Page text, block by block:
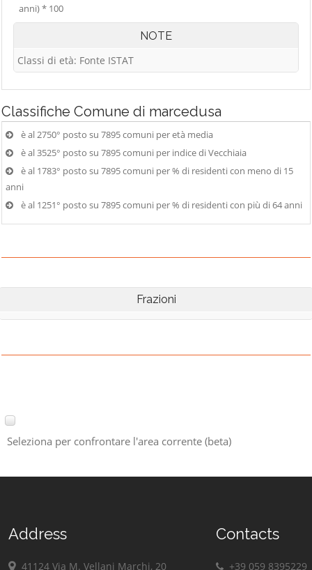
anni) * 100
NOTE
Classi di età: Fonte ISTAT
Classifiche Comune di marcedusa
è al 2750° posto su 7895 comuni per età media
è al 3525° posto su 7895 comuni per indice di Vecchiaia
è al 1783° posto su 7895 comuni per % di residenti con meno di 15
anni
è al 1251° posto su 7895 comuni per % di residenti con più di 64 anni
Frazioni
Seleziona per confrontare l'area corrente (beta)
Address
41124 Via M. Vellani Marchi, 20
Contacts
+39 059 8395229